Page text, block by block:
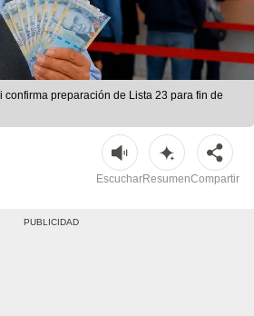
preparación de Lista 23 para fin de
EscucharResumenCompartir